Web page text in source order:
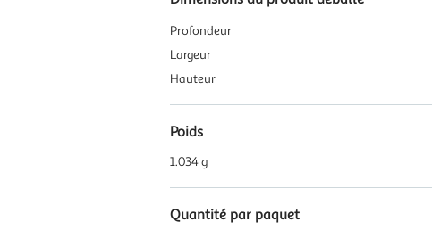
Profondeur
Largeur
Hauteur
Poids
1.034 g
Quantité par paquet